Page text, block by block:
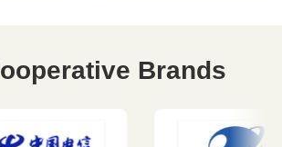
Brands